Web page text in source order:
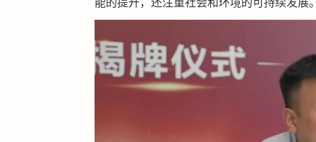
能的提升，还注重社会和环境的可持续发展